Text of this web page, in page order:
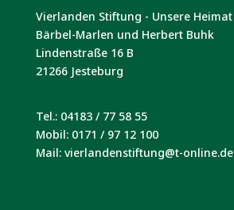
Vierlanden Stiftung - Unsere Heimat
Bärbel-Marlen und Herbert Buhk
Lindenstraße 16 B
21266 Jesteburg
Tel.: 04183 / 77 58 55
Mobil: 0171 / 97 12 100
Mail: vierlandenstiftung@t-online.de